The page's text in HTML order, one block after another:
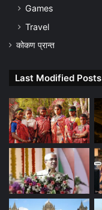
Games
Travel
कोकण प्रान्त
Last Modified Posts